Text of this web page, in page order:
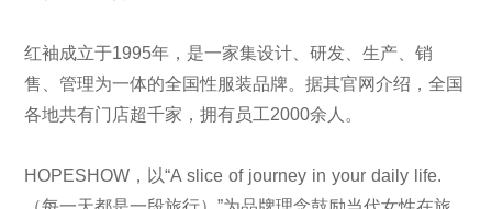
红袖成立于1995年，是一家集设计、研发、生产、销
售、管理为一体的全国性服装品牌。据其官网介绍，全国
各地共有门店超千家，拥有员工2000余人。
HOPESHOW，以“A slice of journey in your daily life.